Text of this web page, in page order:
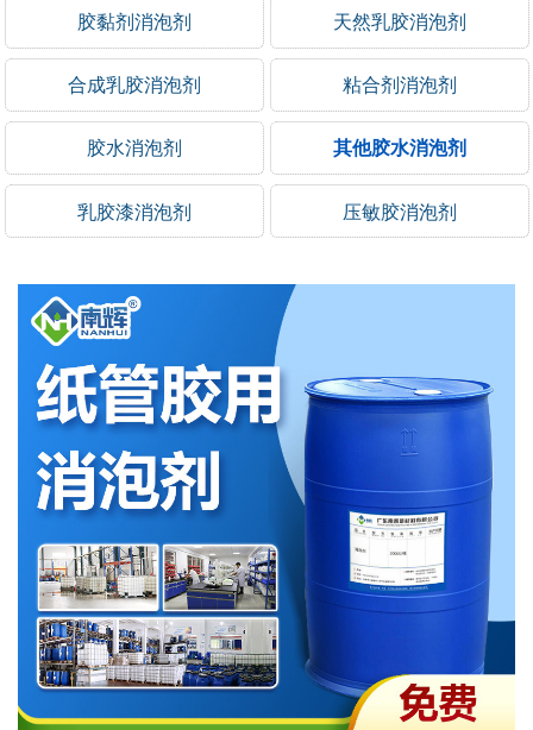
胶黏剂消泡剂 天然乳胶消泡剂
合成乳胶消泡剂 粘合剂消泡剂
胶水消泡剂 其他胶水消泡剂
乳胶漆消泡剂 压敏胶消泡剂